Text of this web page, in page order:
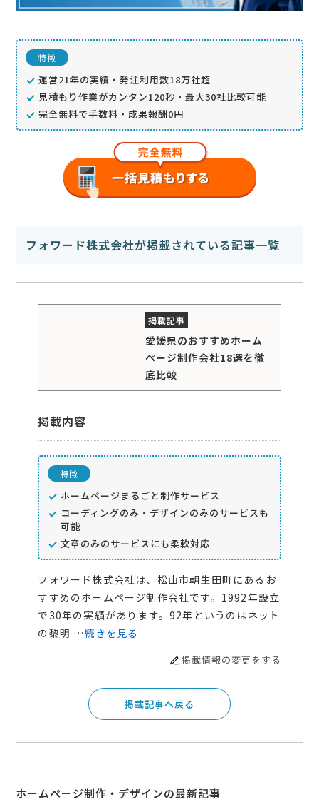
特徴
運営21年の実績・発注利用数18万社超
見積もり作業がカンタン120秒・最大30社比較可能
完全無料で手数料・成果報酬0円
フォワード株式会社が掲載されている記事一覧
愛媛県のおすすめホーム
ページ制作会社18選を徹
底比較
掲載内容
特徴
ホームページまるごと制作サービス
コーディングのみ・デザインのみのサービスも
可能
文章のみのサービスにも柔軟対応
フォワード株式会社は、松山市朝生田町にあるお
すすめのホームページ制作会社です。1992年設立
で30年の実績があります。92年というのはネット
の黎明 …続きを見る
掲載情報の変更をする
掲載記事へ戻る
ホームページ制作・デザインの最新記事